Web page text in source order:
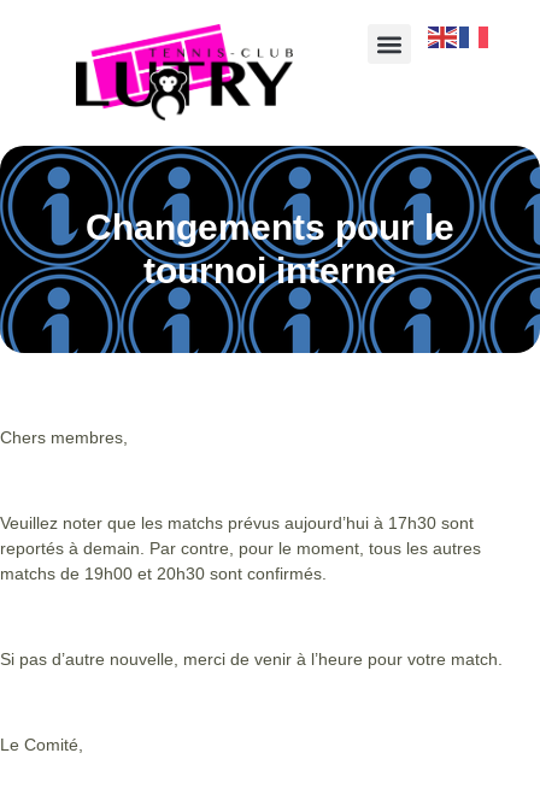
Changements pour le
tournoi interne
Chers membres,
Veuillez noter que les matchs prévus aujourd’hui à 17h30 sont
reportés à demain. Par contre, pour le moment, tous les autres
matchs de 19h00 et 20h30 sont confirmés.
Si pas d’autre nouvelle, merci de venir à l’heure pour votre match.
Le Comité,